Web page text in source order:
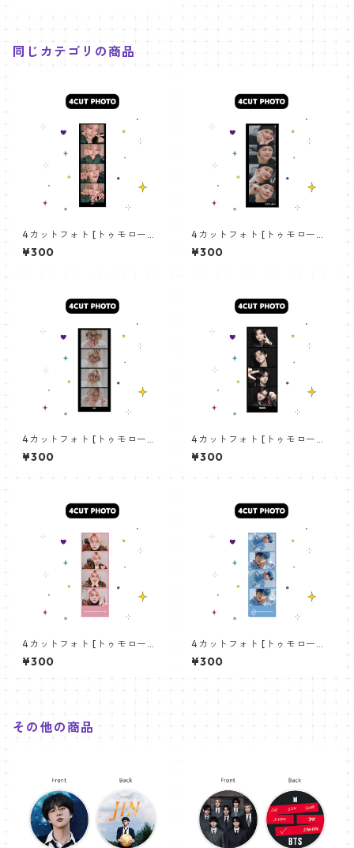
同じカテゴリの商品
4カットフォト [トゥモロー・
バイ・トゥギャザー ヨンジュ
ン-12]4CUT PHOTO TXT YEO
¥300
4カットフォト [トゥモロー・
バイ・トゥギャザー ヨンジュ
ン-05]4CUT PHOTO TXT YE
¥300
4カットフォト [トゥモロー・
バイ・トゥギャザー ヨンジュ
ン-07]4CUT PHOTO TXT YE
¥300
4カットフォト [トゥモロー・
バイ・トゥギャザー ヨンジュ
ン-11]4CUT PHOTO TXT YEO
¥300
4カットフォト [トゥモロー・
バイ・トゥギャザー ヨンジュ
ン-02] 4CUT PHOTO TXT Y
¥300
4カットフォト [トゥモロー・
バイ・トゥギャザー ヨンジュ
ン-01] 4CUT PHOTO TXT Y
¥300
その他の商品